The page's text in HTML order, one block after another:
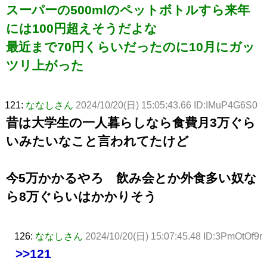
スーパーの500mlのペットボトルすら来年
には100円超えそうだよな
最近まで70円くらいだったのに10月にガッ
ツリ上がった
121: ななしさん 2024/10/20(日) 15:05:43.66 ID:IMuP4G6S0
昔は大学生の一人暮らしなら食費月3万ぐら
いみたいなこと言われてたけど
今5万かかるやろ 飲み会とか外食多い奴な
ら8万ぐらいはかかりそう
126: ななしさん 2024/10/20(日) 15:07:45.48 ID:3PmOtOf9r
>>121